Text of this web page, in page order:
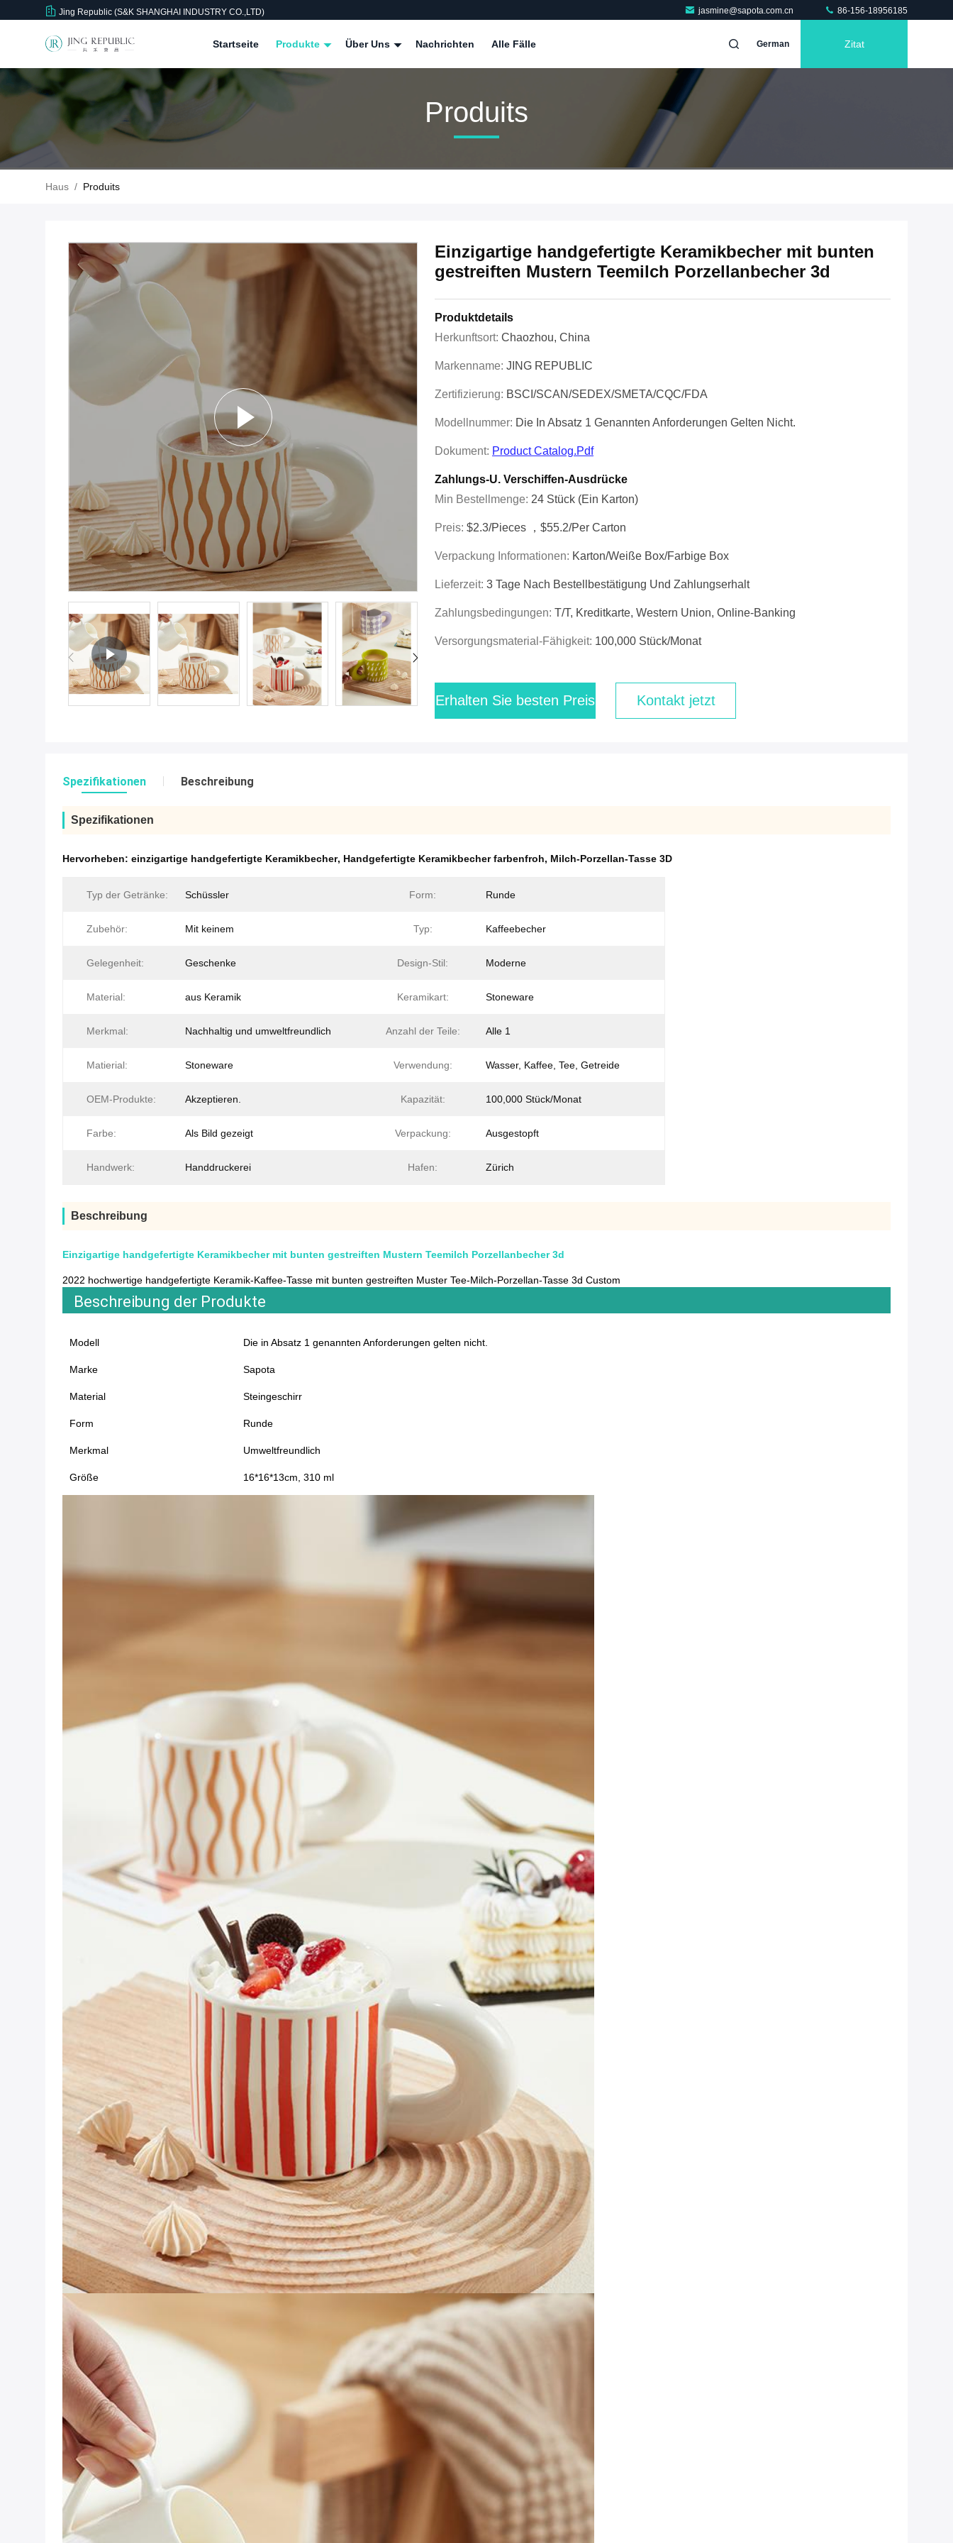
Jing Republic (S&K SHANGHAI INDUSTRY CO.,LTD) jasmine@sapota.com.cn 86-156-18956185
Startseite Produkte Über Uns Nachrichten Alle Fälle German Zitat
Produits
Haus / Produits
Einzigartige handgefertigte Keramikbecher mit bunten
gestreiften Mustern Teemilch Porzellanbecher 3d
Produktdetails
Herkunftsort: Chaozhou, China
Markenname: JING REPUBLIC
Zertifizierung: BSCI/SCAN/SEDEX/SMETA/CQC/FDA
Modellnummer: Die In Absatz 1 Genannten Anforderungen Gelten Nicht.
Dokument: Product Catalog.pdf
Zahlungs-U. Verschiffen-Ausdrücke
Min Bestellmenge: 24 Stück (ein Karton)
Preis: $2.3/pieces ，$55.2/per Carton
Verpackung Informationen: Karton/weiße Box/farbige Box
Lieferzeit: 3 Tage Nach Bestellbestätigung Und Zahlungserhalt
Zahlungsbedingungen: T/T, Kreditkarte, Western Union, Online-Banking
Versorgungsmaterial-Fähigkeit: 100,000 Stück/Monat
Erhalten Sie besten Preis Kontakt jetzt
Spezifikationen Beschreibung
Spezifikationen
Hervorheben: einzigartige handgefertigte Keramikbecher, Handgefertigte Keramikbecher farbenfroh, Milch-Porzellan-Tasse 3D
Typ der Getränke: Schüssler Form: Runde
Zubehör: Mit keinem Typ: Kaffeebecher
Gelegenheit: Geschenke Design-Stil: Moderne
Material: aus Keramik Keramikart: Stoneware
Merkmal: Nachhaltig und umweltfreundlich Anzahl der Teile: Alle 1
Matierial: Stoneware Verwendung: Wasser, Kaffee, Tee, Getreide
OEM-Produkte: Akzeptieren. Kapazität: 100,000 Stück/Monat
Farbe: Als Bild gezeigt Verpackung: Ausgestopft
Handwerk: Handdruckerei Hafen: Zürich
Beschreibung
Einzigartige handgefertigte Keramikbecher mit bunten gestreiften Mustern Teemilch Porzellanbecher 3d
2022 hochwertige handgefertigte Keramik-Kaffee-Tasse mit bunten gestreiften Muster Tee-Milch-Porzellan-Tasse 3d Custom
Beschreibung der Produkte
Modell Die in Absatz 1 genannten Anforderungen gelten nicht.
Marke Sapota
Material Steingeschirr
Form Runde
Merkmal Umweltfreundlich
Größe 16*16*13cm, 310 ml